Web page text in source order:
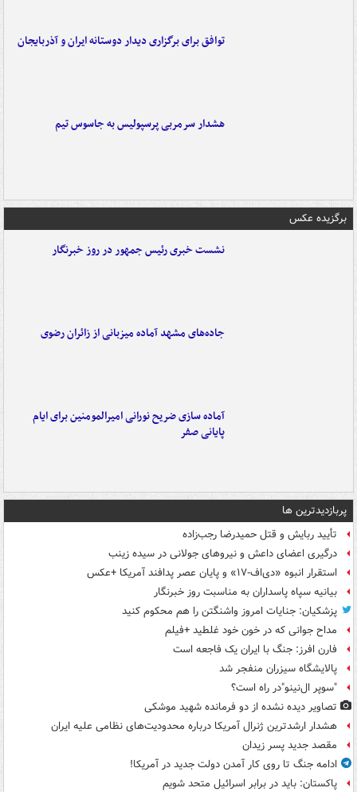
توافق برای برگزاری دیدار دوستانه ایران و آذربایجان
هشدار سرمربی پرسپولیس به جاسوس تیم
برگزیده عکس
نشست خبری رئیس جمهور در روز خبرنگار
جاده‌های مشهد آماده میزبانی از زائران رضوی
آماده سازی ضریح نورانی امیرالمومنین برای ایام
پایانی صفر
پربازدیدترین ها
تأیید ربایش و قتل حمیدرضا رجب‌زاده
درگیری اعضای داعش و نیروهای جولانی در سیده زینب
استقرار انبوه «دی‌اف‑۱۷» و پایان عصر پدافند آمریکا +عکس
بیانیه سپاه پاسداران به مناسبت روز خبرنگار
پزشکیان: جنایات امروز واشنگتن را هم محکوم کنید
مداح جوانی که در خون خود غلطید +فیلم
فارن افرز: جنگ با ایران یک فاجعه است
پالایشگاه سیزران منفجر شد
"سوپر ال‌نینو"در راه است؟
تصاویر دیده‌ نشده از دو فرمانده شهید موشکی
هشدار ارشدترین ژنرال آمریکا درباره محدودیت‌های نظامی علیه ایران
مقصد جدید پسر زیدان
ادامه جنگ تا روی کار آمدن دولت جدید در آمریکا!
پاکستان: باید در برابر اسرائیل متحد شویم